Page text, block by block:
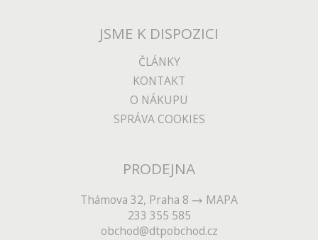
JSME K DISPOZICI
ČLÁNKY
KONTAKT
O NÁKUPU
SPRÁVA COOKIES
PRODEJNA
Thámova 32, Praha 8
MAPA
233 355 585
obchod@dtpobchod.cz